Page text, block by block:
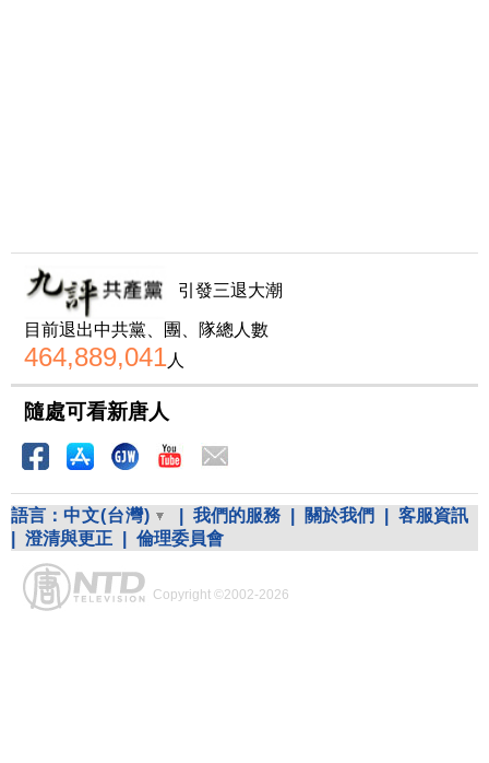
引發三退大潮
目前退出中共黨、團、隊總人數
464,889,041人
隨處可看新唐人
語言： 中文(台灣) 我們的服務 關於我們
客服資訊
澄清與更正 倫理委員會
Copyright ©2002-2026